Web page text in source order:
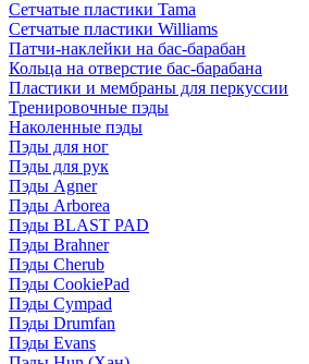
Сетчатые пластики Tama
Сетчатые пластики Williams
Патчи-наклейки на бас-барабан
Кольца на отверстие бас-барабана
Пластики и мембраны для перкуссии
Тренировочные пэды
Наколенные пэды
Пэды для ног
Пэды для рук
Пэды Agner
Пэды Arborea
Пэды BLAST PAD
Пэды Brahner
Пэды Cherub
Пэды CookiePad
Пэды Cympad
Пэды Drumfan
Пэды Evans